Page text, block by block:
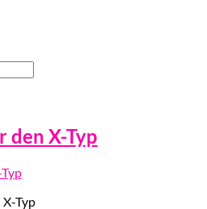
den X-Typ
X-Typ